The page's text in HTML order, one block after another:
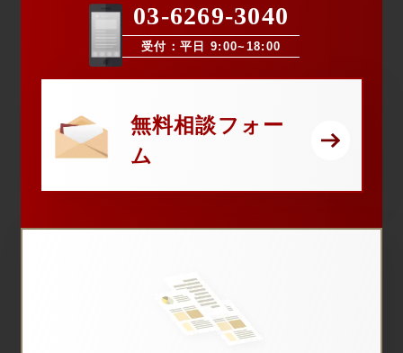
03-6269-3040
受付：平日 9:00~18:00
無料相談フォー
ム